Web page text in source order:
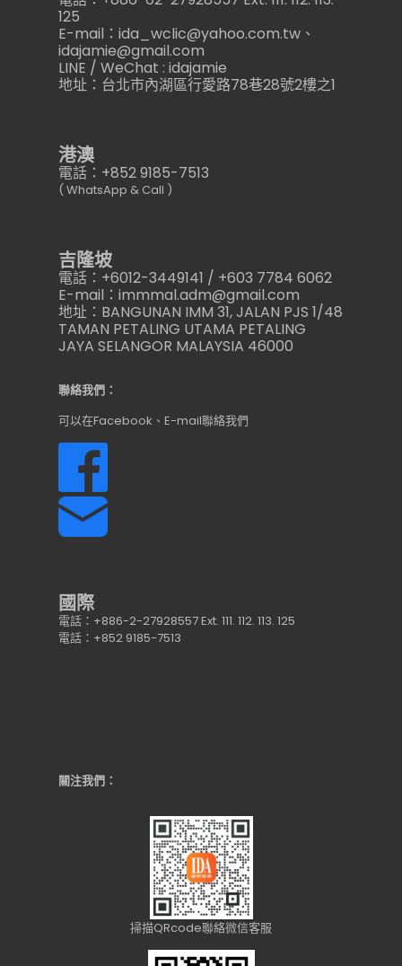
125
E-mail：ida_wclic@yahoo.com.tw、
idajamie@gmail.com
LINE / WeChat : idajamie
地址：台北市內湖區行愛路78巷28號2樓之1
港澳
電話：+852 9185-7513
( WhatsApp & Call )
吉隆坡
電話：+6012-3449141 / +603 7784 6062
E-mail：immmal.adm@gmail.com
地址：BANGUNAN IMM 31, JALAN PJS 1/48
TAMAN PETALING UTAMA PETALING
JAYA SELANGOR MALAYSIA 46000
聯絡我們：
可以在Facebook、E-mail聯絡我們
國際
電話：+886-2-27928557 Ext. 111. 112. 113. 125
電話：+852 9185-7513
關注我們：
掃描QRcode聯絡微信客服